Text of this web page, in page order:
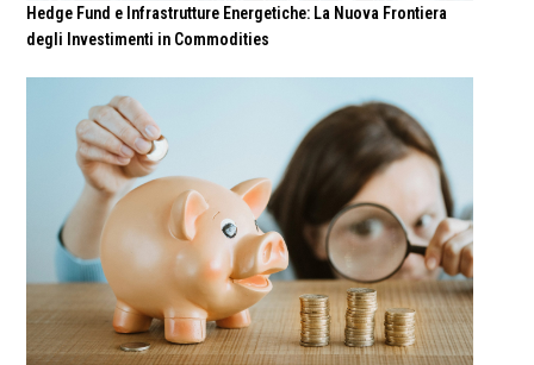
Hedge Fund e Infrastrutture Energetiche: La Nuova Frontiera
degli Investimenti in Commodities